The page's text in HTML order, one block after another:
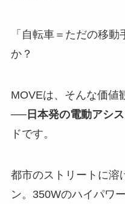
「自転車＝ただの移
か？
MOVEは、そんな価値
──日本発の電動アシ
ドです。
都市のストリートに溶
ン。350Wのハイパワ